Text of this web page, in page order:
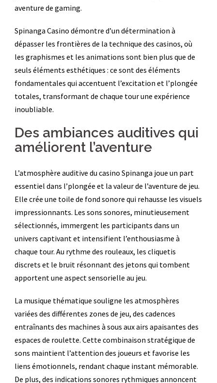
aventure de gaming.
Spinanga Casino démontre d’un détermination à
dépasser les frontières de la technique des casinos, où
les graphismes et les animations sont bien plus que de
seuls éléments esthétiques : ce sont des éléments
fondamentales qui accentuent l’excitation et l’plongée
totales, transformant de chaque tour une expérience
inoubliable.
Des ambiances auditives qui
améliorent l’aventure
L’atmosphère auditive du casino Spinanga joue un part
essentiel dans l’plongée et la valeur de l’aventure de jeu.
Elle crée une toile de fond sonore qui rehausse les visuels
impressionnants. Les sons sonores, minutieusement
sélectionnés, immergent les participants dans un
univers captivant et intensifient l’enthousiasme à
chaque tour. Au rythme des rouleaux, les cliquetis
discrets et le bruit résonnant des jetons qui tombent
apportent une aspect sensorielle au jeu.
La musique thématique souligne les atmosphères
variées des différentes zones de jeu, des cadences
entraînants des machines à sous aux airs apaisantes des
espaces de roulette. Cette combinaison stratégique de
sons maintient l’attention des joueurs et favorise les
liens émotionnels, rendant chaque instant mémorable.
De plus, des indications sonores rythmiques annoncent